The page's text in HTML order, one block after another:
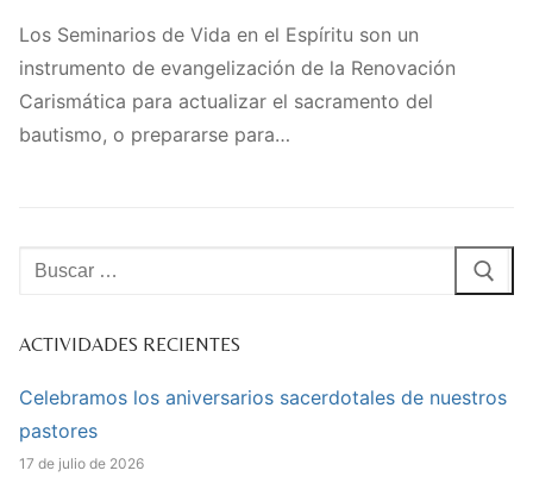
Los Seminarios de Vida en el Espíritu son un
instrumento de evangelización de la Renovación
Carismática para actualizar el sacramento del
bautismo, o prepararse para…
Buscar:
ACTIVIDADES RECIENTES
Celebramos los aniversarios sacerdotales de nuestros
pastores
17 de julio de 2026